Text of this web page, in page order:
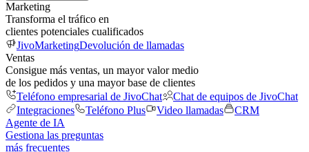
Marketing
Transforma el tráfico en
clientes potenciales cualificados
JivoMarketingDevolución de llamadas
Ventas
Consigue más ventas, un mayor valor medio
de los pedidos y una mayor base de clientes
Teléfono empresarial de JivoChat
Chat de equipos de JivoChat
Integraciones
Teléfono Plus Video llamadas
CRM
Agente de IA
Gestiona las preguntas
más frecuentes